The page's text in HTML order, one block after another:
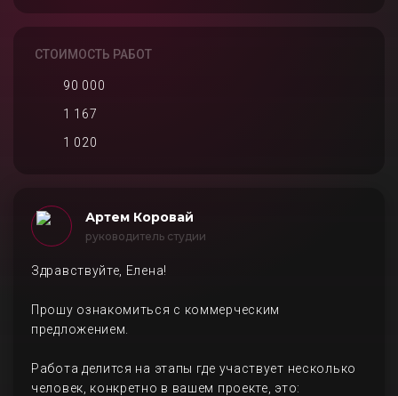
СТОИМОСТЬ РАБОТ
90 000
1 167
1 020
Артем Коровай
руководитель студии
Здравствуйте, Елена!
Прошу ознакомиться с коммерческим
предложением.
Работа делится на этапы где участвует несколько
человек, конкретно в вашем проекте, это: